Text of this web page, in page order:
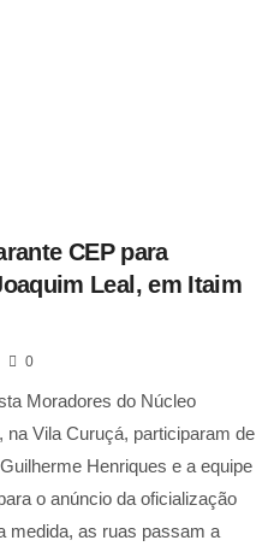
CEP para
Leal, em Itaim
0
Moradores do Núcleo
na Vila Curuçá, participaram de
Henriques e a equipe
o anúncio da oficialização
medida, as ruas passam a